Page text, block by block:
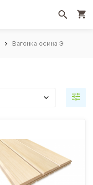
Вагонка осина Э